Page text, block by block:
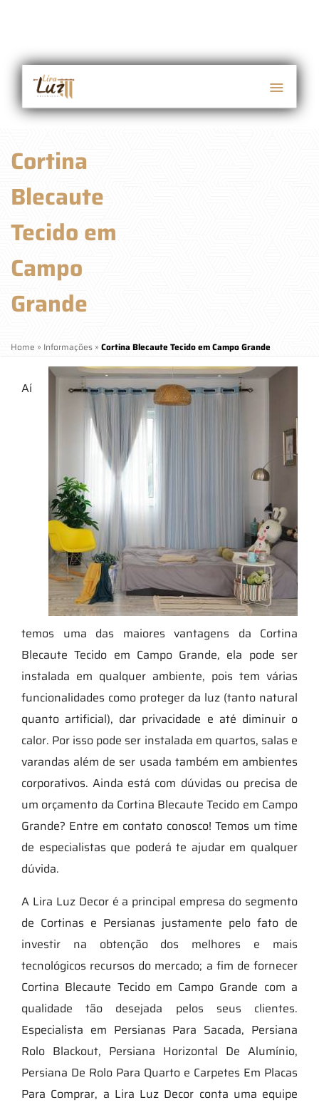
Cortina
Blecaute
Tecido em
Campo
Grande
Home » Informações » Cortina Blecaute Tecido em Campo Grande
Aí
temos uma das maiores vantagens da Cortina
Blecaute Tecido em Campo Grande, ela pode ser
instalada em qualquer ambiente, pois tem várias
funcionalidades como proteger da luz (tanto natural
quanto artificial), dar privacidade e até diminuir o
calor. Por isso pode ser instalada em quartos, salas e
varandas além de ser usada também em ambientes
corporativos. Ainda está com dúvidas ou precisa de
um orçamento da Cortina Blecaute Tecido em Campo
Grande? Entre em contato conosco! Temos um time
de especialistas que poderá te ajudar em qualquer
dúvida.
A Lira Luz Decor é a principal empresa do segmento
de Cortinas e Persianas justamente pelo fato de
investir na obtenção dos melhores e mais
tecnológicos recursos do mercado; a fim de fornecer
Cortina Blecaute Tecido em Campo Grande com a
qualidade tão desejada pelos seus clientes.
Especialista em Persianas Para Sacada, Persiana
Rolo Blackout, Persiana Horizontal De Alumínio,
Persiana De Rolo Para Quarto e Carpetes Em Placas
Para Comprar, a Lira Luz Decor conta uma equipe